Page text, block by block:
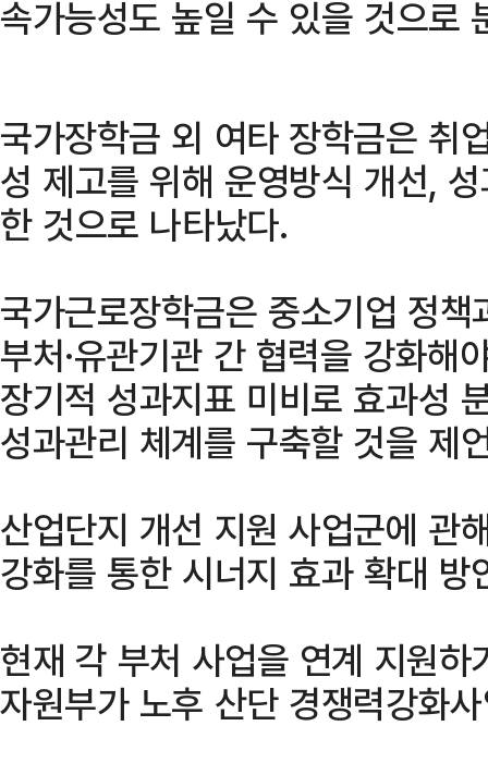
속가능성도 높일 수 있을 것으로
국가장학금 외 여타 장학금은 취
성 제고를 위해 운영방식 개선,
한 것으로 나타났다.
국가근로장학금은 중소기업 정
부처·유관기관 간 협력을 강화해
장기적 성과지표 미비로 효과성
성과관리 체계를 구축할 것을 제
산업단지 개선 지원 사업군에 관
강화를 통한 시너지 효과 확대 방
현재 각 부처 사업을 연계 지원하
자원부가 노후 산단 경쟁력강화